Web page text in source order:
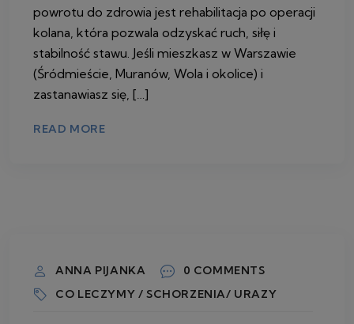
powrotu do zdrowia jest rehabilitacja po operacji
kolana, która pozwala odzyskać ruch, siłę i
stabilność stawu. Jeśli mieszkasz w Warszawie
(Śródmieście, Muranów, Wola i okolice) i
zastanawiasz się, […]
READ MORE
ANNA PIJANKA
0 COMMENTS
CO LECZYMY / SCHORZENIA/ URAZY